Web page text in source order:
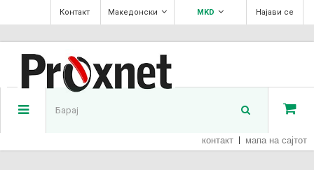
Најави се
MKD
Македонски
Контакт
контакт мапа на сајтот